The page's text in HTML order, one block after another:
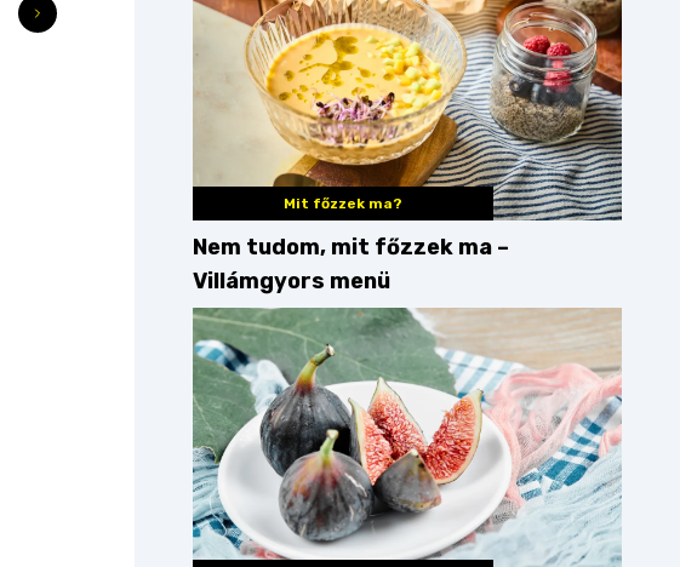
Mit főzzek ma?
Nem tudom, mit főzzek ma –
Villámgyors menü